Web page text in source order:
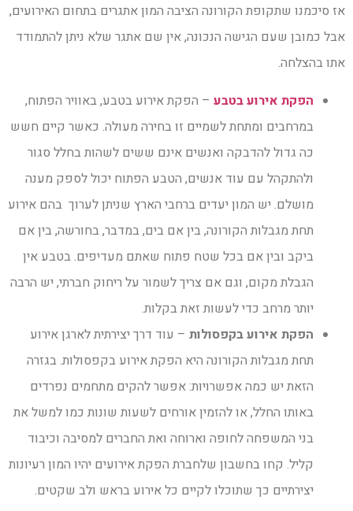
אז סיכמנו שתקופת הקורונה הציבה המון אתגרים בתחום האירועים,
אבל כמובן שעם הגישה הנכונה, אין שם אתגר שלא ניתן להתמודד
אתו בהצלחה.
הפקת אירוע בטבע – הפקת אירוע בטבע, באוויר הפתוח,
במרחבים ומתחת לשמיים זו בחירה מעולה. כאשר קיים חשש
כה גדול להדבקה ואנשים אינם ששים לשהות בחלל סגור
ולהתקהל עם עוד אנשים, הטבע הפתוח יכול לספק מענה
מושלם. יש המון יעדים ברחבי הארץ שניתן לערוך בהם אירוע
תחת מגבלות הקורונה, בין אם בים, במדבר, בחורשה, בין אם
ביקב ובין אם בכל שטח פתוח שאתם מעדיפים. בטבע אין
הגבלת מקום, וגם אם צריך לשמור על ריחוק חברתי, יש הרבה
יותר מרחב כדי לעשות זאת בקלות.
הפקת אירוע בקפסולות – עוד דרך יצירתית לארגן אירוע
תחת מגבלות הקורונה היא הפקת אירוע בקפסולות. בגזרה
הזאת יש כמה אפשרויות: אפשר להקים מתחמים נפרדים
באותו החלל, או להזמין אורחים לשעות שונות כמו למשל את
בני המשפחה לחופה וארוחה ואת החברים למסיבה וכיבוד
קליל. קחו בחשבון שלחברת הפקת אירועים יהיו המון רעיונות
יצירתיים כך שתוכלו לקיים כל אירוע בראש ולב שקטים.